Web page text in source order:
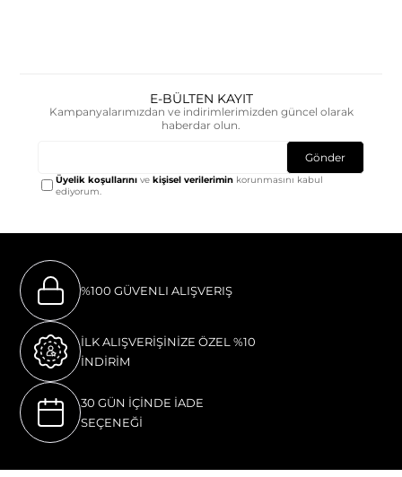
E-BÜLTEN KAYIT
Kampanyalarımızdan ve indirimlerimizden güncel olarak
haberdar olun.
Gönder
Üyelik koşullarını vekişisel verilerimin korunmasını kabul
ediyorum.
%100 GÜVENLI ALIŞVERIŞ
İLK ALIŞVERİŞİNİZE ÖZEL %10
İNDİRİM
30 GÜN İÇİNDE İADE
SEÇENEĞİ